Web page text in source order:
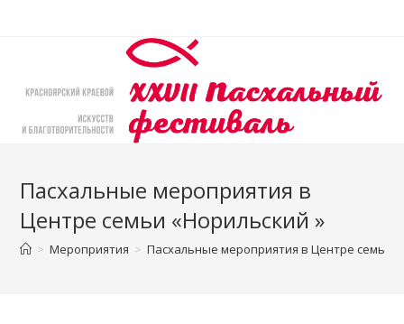
Пасхальные мероприятия в
Центре семьи «Норильский »
> Мероприятия > Пасхальные мероприятия в Центре семьи